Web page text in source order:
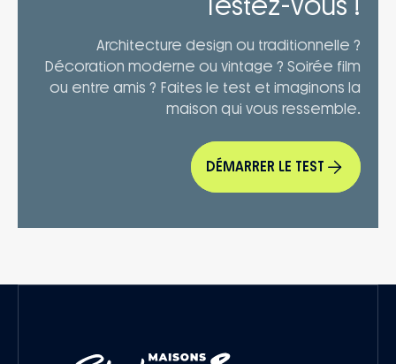
Testez-vous !
Architecture design ou traditionnelle ?
Décoration moderne ou vintage ? Soirée film
ou entre amis ? Faites le test et imaginons la
maison qui vous ressemble.
DÉMARRER LE TEST